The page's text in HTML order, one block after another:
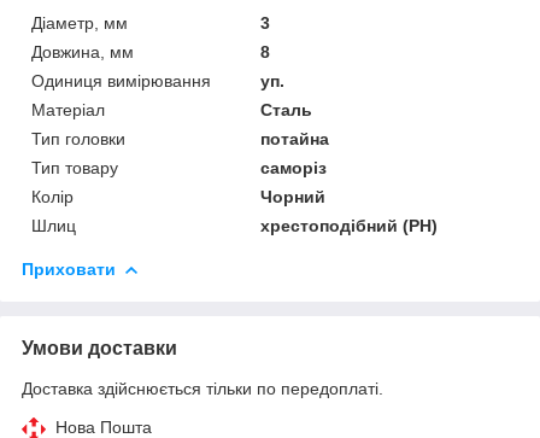
Діаметр, мм
3
Довжина, мм
8
Одиниця вимірювання
уп.
Матеріал
Сталь
Тип головки
потайна
Тип товару
саморіз
Колір
Чорний
Шлиц
хрестоподібний (PH)
Приховати
Умови доставки
Доставка здійснюється тільки по передоплаті.
Нова Пошта